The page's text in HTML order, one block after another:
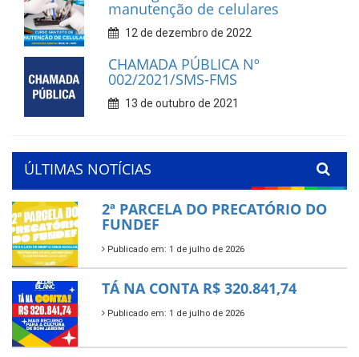
manutenção de celulares
12 de dezembro de 2022
CHAMADA PÚBLICA Nº
002/2021/SMS-FMS
13 de outubro de 2021
ÚLTIMAS NOTÍCIAS
2ª PARCELA DO PRECATÓRIO DO
FUNDEF
Publicado em: 1 de julho de 2026
TÁ NA CONTA R$ 320.841,74
Publicado em: 1 de julho de 2026